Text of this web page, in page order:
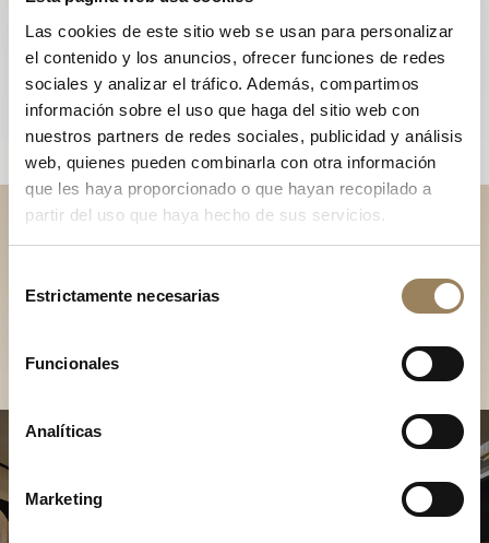
Las cookies de este sitio web se usan para personalizar
el contenido y los anuncios, ofrecer funciones de redes
sociales y analizar el tráfico. Además, compartimos
información sobre el uso que haga del sitio web con
nuestros partners de redes sociales, publicidad y análisis
web, quienes pueden combinarla con otra información
que les haya proporcionado o que hayan recopilado a
partir del uso que haya hecho de sus servicios.
Estrictamente necesarias
Funcionales
Analíticas
Marketing
Descubra nuestras
colecciones en boutique